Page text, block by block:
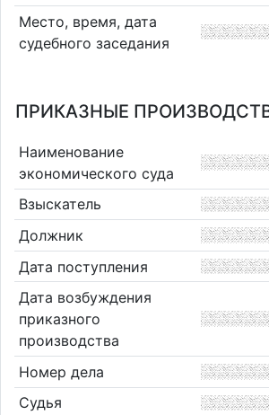
Место, время, дата
судебного заседания
ПРИКАЗНЫЕ
Наименование
экономического суда
Взыскатель
Должник
Дата поступления
Дата возбуждения
приказного
производства
Номер дела
Судья